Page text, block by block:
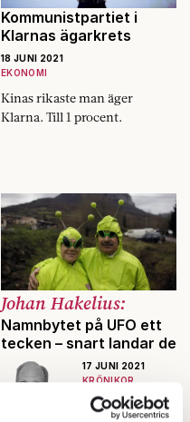
Kommunistpartiet i
Klarnas ägarkrets
18 JUNI 2021
EKONOMI
Kinas rikaste man äger
Klarna. Till 1 procent.
Johan Hakelius:
Namnbytet på UFO ett
tecken – snart landar de
17 JUNI 2021
KRÖNIKOR
Det heter inte